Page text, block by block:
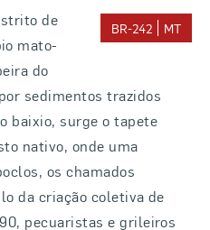
BR-242 MT
de
mato-
do
sedimentos trazidos
baixio, surge o tapete
nativo, onde uma
os chamados
da criação coletiva de
pecuaristas e grileiros